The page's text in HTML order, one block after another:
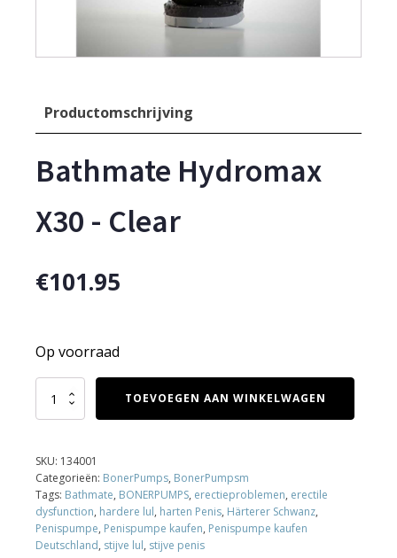
Productomschrijving
Bathmate Hydromax
X30 - Clear
€101.95
Op voorraad
Bathmate
Hydromax
Clear
aantal
TOEVOEGEN AAN WINKELWAGEN
SKU: 134001
Categorieën: BonerPumps, BonerPumpsm
Tags: Bathmate, BONERPUMPS, erectieproblemen, erectile
dysfunction, hardere lul, harten Penis, Härterer Schwanz,
Penispumpe, Penispumpe kaufen, Penispumpe kaufen
Deutschland, stijve lul, stijve penis